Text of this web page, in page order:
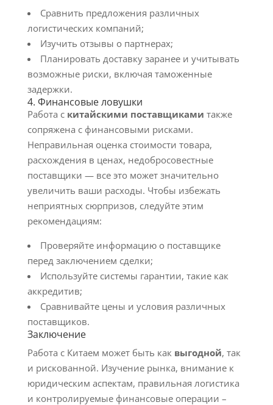
Сравнить предложения различных
логистических компаний;
Изучить отзывы о партнерах;
Планировать доставку заранее и учитывать
возможные риски, включая таможенные
задержки.
4. Финансовые ловушки
Работа с китайскими поставщиками также
сопряжена с финансовыми рисками.
Неправильная оценка стоимости товара,
расхождения в ценах, недобросовестные
поставщики — все это может значительно
увеличить ваши расходы. Чтобы избежать
неприятных сюрпризов, следуйте этим
рекомендациям:
Проверяйте информацию о поставщике
перед заключением сделки;
Используйте системы гарантии, такие как
аккредитив;
Сравнивайте цены и условия различных
поставщиков.
Заключение
Работа с Китаем может быть как выгодной, так
и рискованной. Изучение рынка, внимание к
юридическим аспектам, правильная логистика
и контролируемые финансовые операции –